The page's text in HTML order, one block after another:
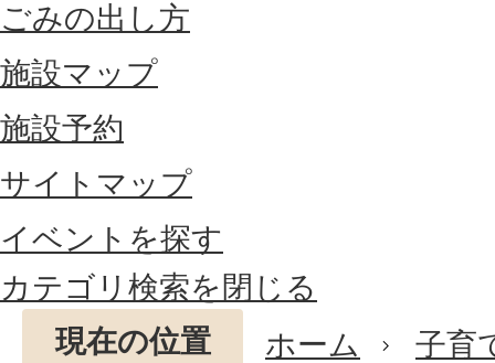
ごみの出し方
施設マップ
施設予約
サイトマップ
イベントを探す
カテゴリ検索を閉じる
現在の位置
ホーム 子育